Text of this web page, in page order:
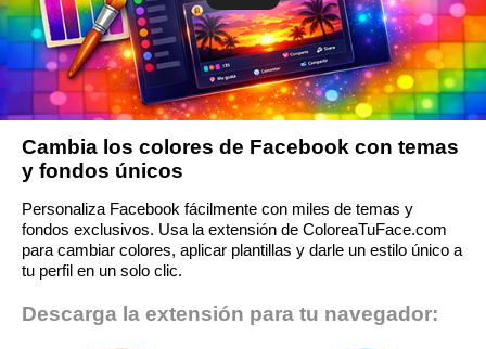
Cambia los colores de Facebook con temas
y fondos únicos
Personaliza Facebook fácilmente con miles de temas y
fondos exclusivos. Usa la extensión de ColoreaTuFace.com
para cambiar colores, aplicar plantillas y darle un estilo único a
tu perfil en un solo clic.
Descarga la extensión para tu navegador: